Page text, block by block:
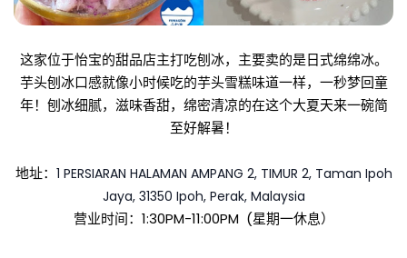
这家位于怡宝的甜品店主打吃刨冰，主要卖的是日式绵绵冰。
芋头刨冰口感就像小时候吃的芋头雪糕味道一样，一秒梦回童
年！ 刨冰细腻，滋味香甜，绵密清凉的在这个大夏天来一碗简
至好解暑！
地址： 1 PERSIARAN HALAMAN AMPANG 2, TIMUR 2, Taman Ipoh
Jaya, 31350 Ipoh, Perak, Malaysia
营业时间：1:30PM-11:00PM  (星期一休息）